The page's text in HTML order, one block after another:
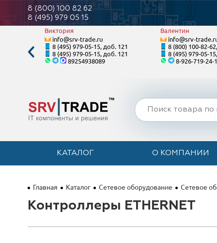
8 (800) 100 82 62
8 (495) 979 05 15
Виктория
info@srv-trade.ru
8 (495) 979-05-15, доб. 121
8 (495) 979-05-15, доб. 121
89254938089
Валентин
info@srv-
8 (800) 100-82-
8 (495) 979-05-
8-926-719-24-
КАТАЛОГ О КОМПАНИИ
Главная Каталог Сетевое оборудование Сетевое
Контроллеры ETHERNET